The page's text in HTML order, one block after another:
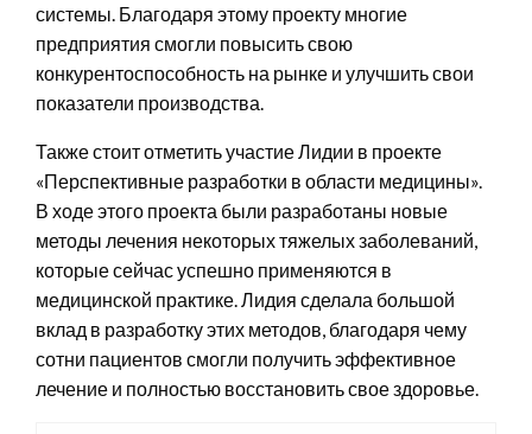
системы. Благодаря этому проекту многие
предприятия смогли повысить свою
конкурентоспособность на рынке и улучшить свои
показатели производства.
Также стоит отметить участие Лидии в проекте
«Перспективные разработки в области медицины».
В ходе этого проекта были разработаны новые
методы лечения некоторых тяжелых заболеваний,
которые сейчас успешно применяются в
медицинской практике. Лидия сделала большой
вклад в разработку этих методов, благодаря чему
сотни пациентов смогли получить эффективное
лечение и полностью восстановить свое здоровье.